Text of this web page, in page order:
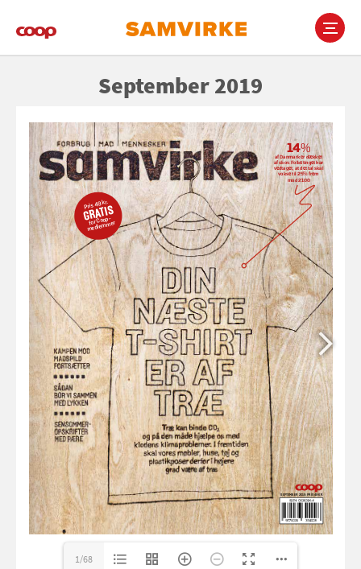
September 2019
www.frontmedia.dk
1/68